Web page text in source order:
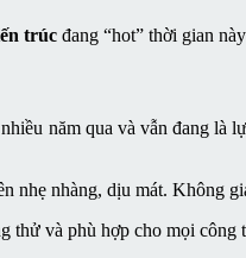
trúc đang “hot” thời gian
năm qua và vẫn đang là
nhẹ nhàng, dịu mát. Không
thử và phù hợp cho mọi công